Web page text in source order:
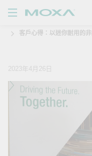
品
援
客戶心得：以迷你耐用的
2023年4月26日